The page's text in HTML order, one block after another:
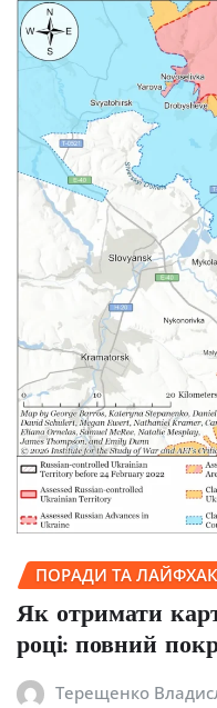
ПОРАДИ ТА
Як отримати
році: повний
Терещенко